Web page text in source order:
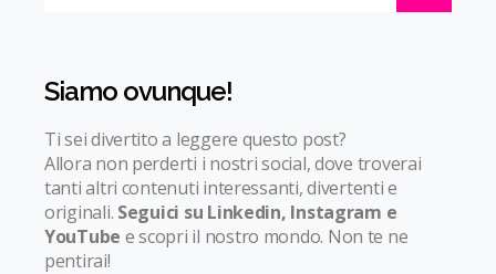
Siamo ovunque!
Ti sei divertito a leggere questo post?
Allora non perderti i nostri social, dove troverai
tanti altri contenuti interessanti, divertenti e
originali. Seguici su Linkedin, Instagram e
YouTube e scopri il nostro mondo. Non te ne
pentirai!